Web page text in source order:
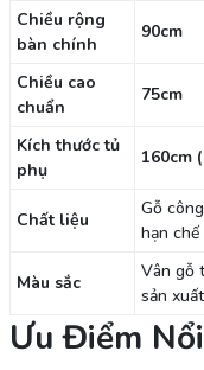
Chiều rộng
bàn chính
90cm
Chiều cao
chuẩn
75cm
Kích thước tủ
phụ
160cm
Chất liệu
Gỗ
hạn
Màu sắc
Vân gỗ
sản
Ưu Điểm